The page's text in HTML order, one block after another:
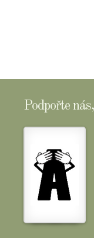
Podpořte